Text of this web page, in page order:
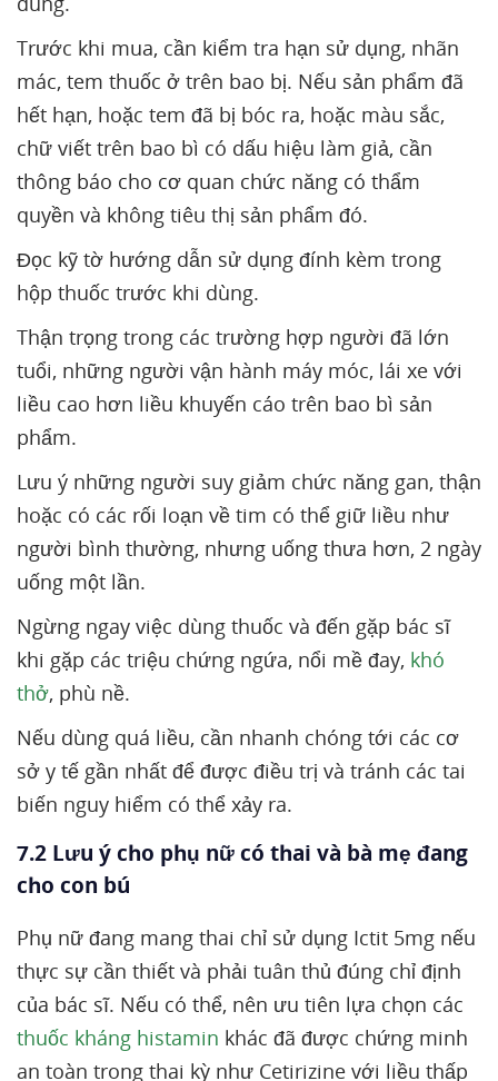
Trước khi mua, cần kiểm tra hạn sử dụng, nhãn
mác, tem thuốc ở trên bao bị. Nếu sản phẩm đã
hết hạn, hoặc tem đã bị bóc ra, hoặc màu sắc,
chữ viết trên bao bì có dấu hiệu làm giả, cần
thông báo cho cơ quan chức năng có thẩm
quyền và không tiêu thị sản phẩm đó.
Đọc kỹ tờ hướng dẫn sử dụng đính kèm trong
hộp thuốc trước khi dùng.
Thận trọng trong các trường hợp người đã lớn
tuổi, những người vận hành máy móc, lái xe với
liều cao hơn liều khuyến cáo trên bao bì sản
phẩm.
Lưu ý những người suy giảm chức năng gan, thận
hoặc có các rối loạn về tim có thể giữ liều như
người bình thường, nhưng uống thưa hơn, 2 ngày
uống một lần.
Ngừng ngay việc dùng thuốc và đến gặp bác sĩ
khi gặp các triệu chứng ngứa, nổi mề đay, khó
thở, phù nề.
Nếu dùng quá liều, cần nhanh chóng tới các cơ
sở y tế gần nhất để được điều trị và tránh các tai
biến nguy hiểm có thể xảy ra.
7.2 Lưu ý cho phụ nữ có thai và bà mẹ đang
cho con bú
Phụ nữ đang mang thai chỉ sử dụng Ictit 5mg nếu
thực sự cần thiết và phải tuân thủ đúng chỉ định
của bác sĩ. Nếu có thể, nên ưu tiên lựa chọn các
thuốc kháng histamin khác đã được chứng minh
an toàn trong thai kỳ như Cetirizine với liều thấp